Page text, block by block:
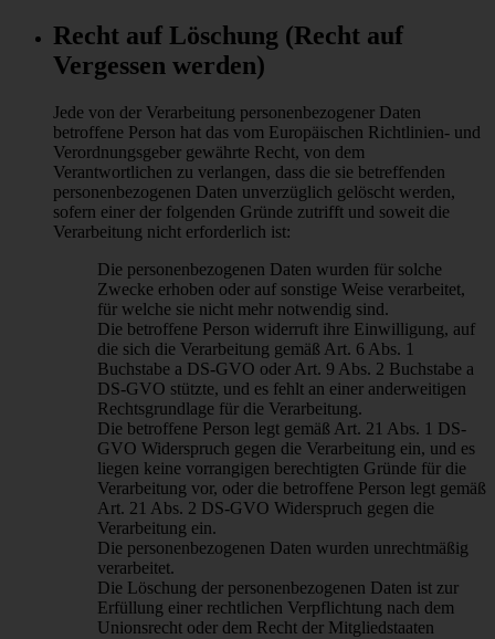
Recht auf Löschung (Recht auf
Vergessen werden)
Jede von der Verarbeitung personenbezogener Daten
betroffene Person hat das vom Europäischen Richtlinien- und
Verordnungsgeber gewährte Recht, von dem
Verantwortlichen zu verlangen, dass die sie betreffenden
personenbezogenen Daten unverzüglich gelöscht werden,
sofern einer der folgenden Gründe zutrifft und soweit die
Verarbeitung nicht erforderlich ist:
Die personenbezogenen Daten wurden für solche
Zwecke erhoben oder auf sonstige Weise verarbeitet,
für welche sie nicht mehr notwendig sind.
Die betroffene Person widerruft ihre Einwilligung, auf
die sich die Verarbeitung gemäß Art. 6 Abs. 1
Buchstabe a DS-GVO oder Art. 9 Abs. 2 Buchstabe a
DS-GVO stützte, und es fehlt an einer anderweitigen
Rechtsgrundlage für die Verarbeitung.
Die betroffene Person legt gemäß Art. 21 Abs. 1 DS-
GVO Widerspruch gegen die Verarbeitung ein, und es
liegen keine vorrangigen berechtigten Gründe für die
Verarbeitung vor, oder die betroffene Person legt gemäß
Art. 21 Abs. 2 DS-GVO Widerspruch gegen die
Verarbeitung ein.
Die personenbezogenen Daten wurden unrechtmäßig
verarbeitet.
Die Löschung der personenbezogenen Daten ist zur
Erfüllung einer rechtlichen Verpflichtung nach dem
Unionsrecht oder dem Recht der Mitgliedstaaten